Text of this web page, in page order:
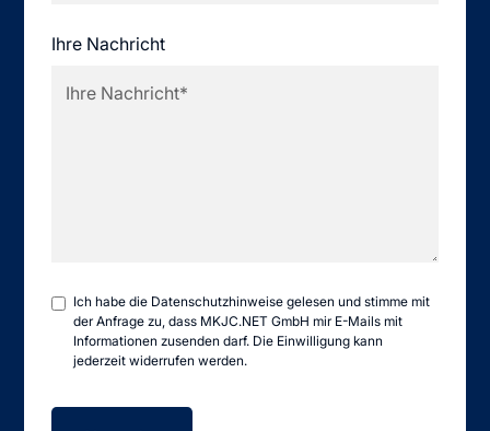
Ihre Nachricht
Ich habe die Datenschutzhinweise gelesen und stimme mit
der Anfrage zu, dass MKJC.NET GmbH mir E-Mails mit
Informationen zusenden darf. Die Einwilligung kann
jederzeit widerrufen werden.